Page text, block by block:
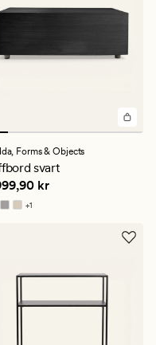
Forms & Objects
svart
5 999,90 kr
kr
+1
Finns i fler färger